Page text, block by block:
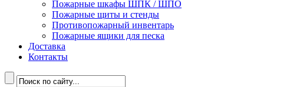
Пожарные шкафы ШПК / ШПО
Пожарные щиты и стенды
Противопожарный инвентарь
Пожарные ящики для песка
Доставка
Контакты